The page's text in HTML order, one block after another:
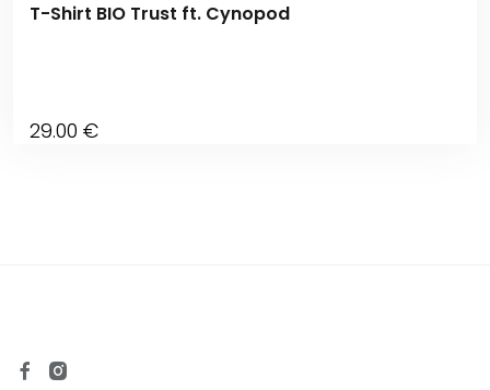
T-Shirt BIO Trust ft. Cynopod
29.00 €